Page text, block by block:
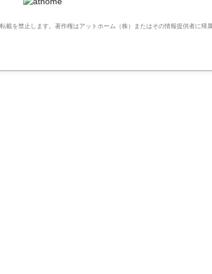
を禁止します。著作権はアットホーム（株）またはその情報提供者に帰属